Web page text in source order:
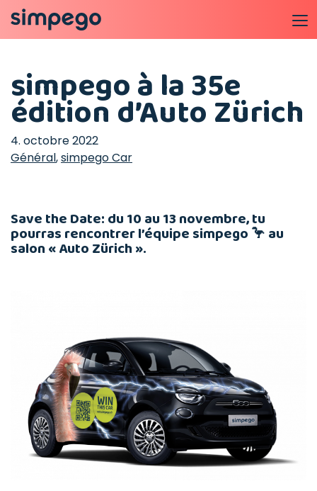
simpego à la 35e
édition d’Auto Zürich
4. octobre 2022
Général,simpego Car
Save the Date: du 10 au 13 novembre, tu
pourras rencontrer l’équipe simpego 🦩 au
salon « Auto Zürich ».